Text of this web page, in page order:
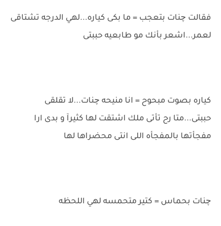
فقالت چنات بتعجب = ما بكى كياره...لهي الدرجه تشتاقى
لعمر...اشعر بأنك مو طابعيه حببتى
كياره بصوت مبحوح = انا منيحه چنات...لا تقلقى
حببتى...متا رح تأتى ملك اشتقت لها كثيرآ و بدى ارا
مفجأتها بالمفجأه اللى انتى محضراها لها
چنات بحماس = كتير متحمسه لهي اللحظه